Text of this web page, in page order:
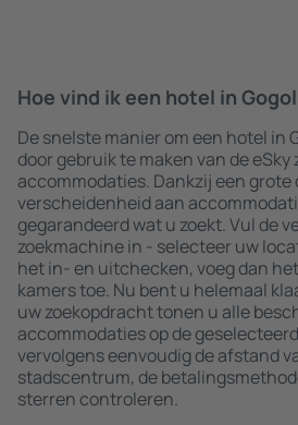
Hoe vind ik een hotel in
De snelste manier om een hotel in
door gebruik te maken van de
accommodaties. Dankzij een grote
verscheidenheid aan
gegarandeerd wat u zoekt. Vul de
zoekmachine in - selecteer uw
het in- en uitchecken, voeg dan
kamers toe. Nu bent u helemaal
uw zoekopdracht tonen u alle
accommodaties op de
vervolgens eenvoudig de afstand
stadscentrum, de
sterren controleren.